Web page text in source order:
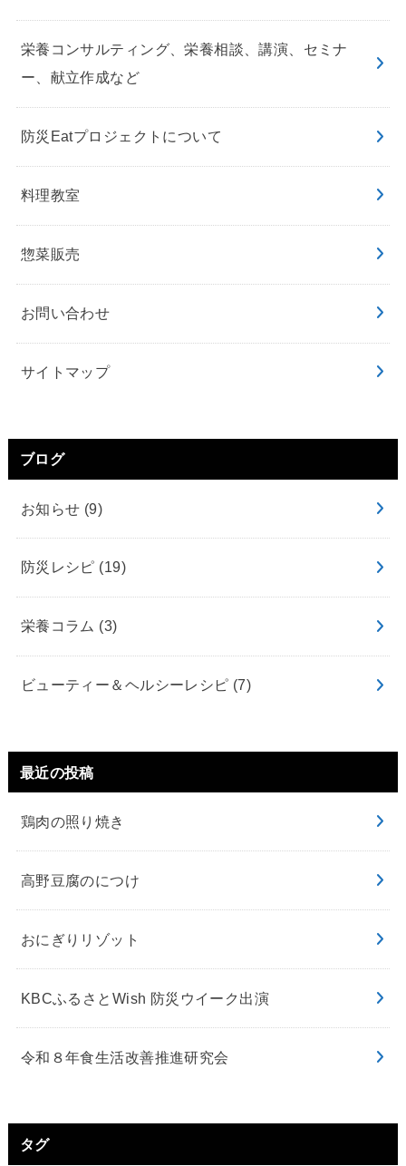
栄養コンサルティング、栄養相談、講演、セミナ
ー、献立作成など
防災Eatプロジェクトについて
料理教室
惣菜販売
お問い合わせ
サイトマップ
ブログ
お知らせ (9)
防災レシピ (19)
栄養コラム (3)
ビューティー＆ヘルシーレシピ (7)
最近の投稿
鶏肉の照り焼き
高野豆腐のにつけ
おにぎりリゾット
KBCふるさとWish 防災ウイーク出演
令和８年食生活改善推進研究会
タグ